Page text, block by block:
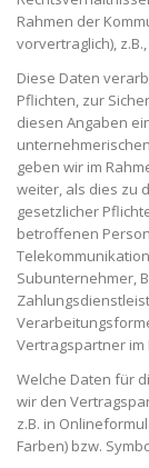
Rahmen der
vorvertraglich),
Diese Daten
Pflichten, zur
diesen Angaben
geben wir im
weiter, als dies zu
gesetzlicher
betroffenen
Subunternehmer,
Vertragspartner
Welche Daten für
wir den
z.B. in
Farben) bzw.